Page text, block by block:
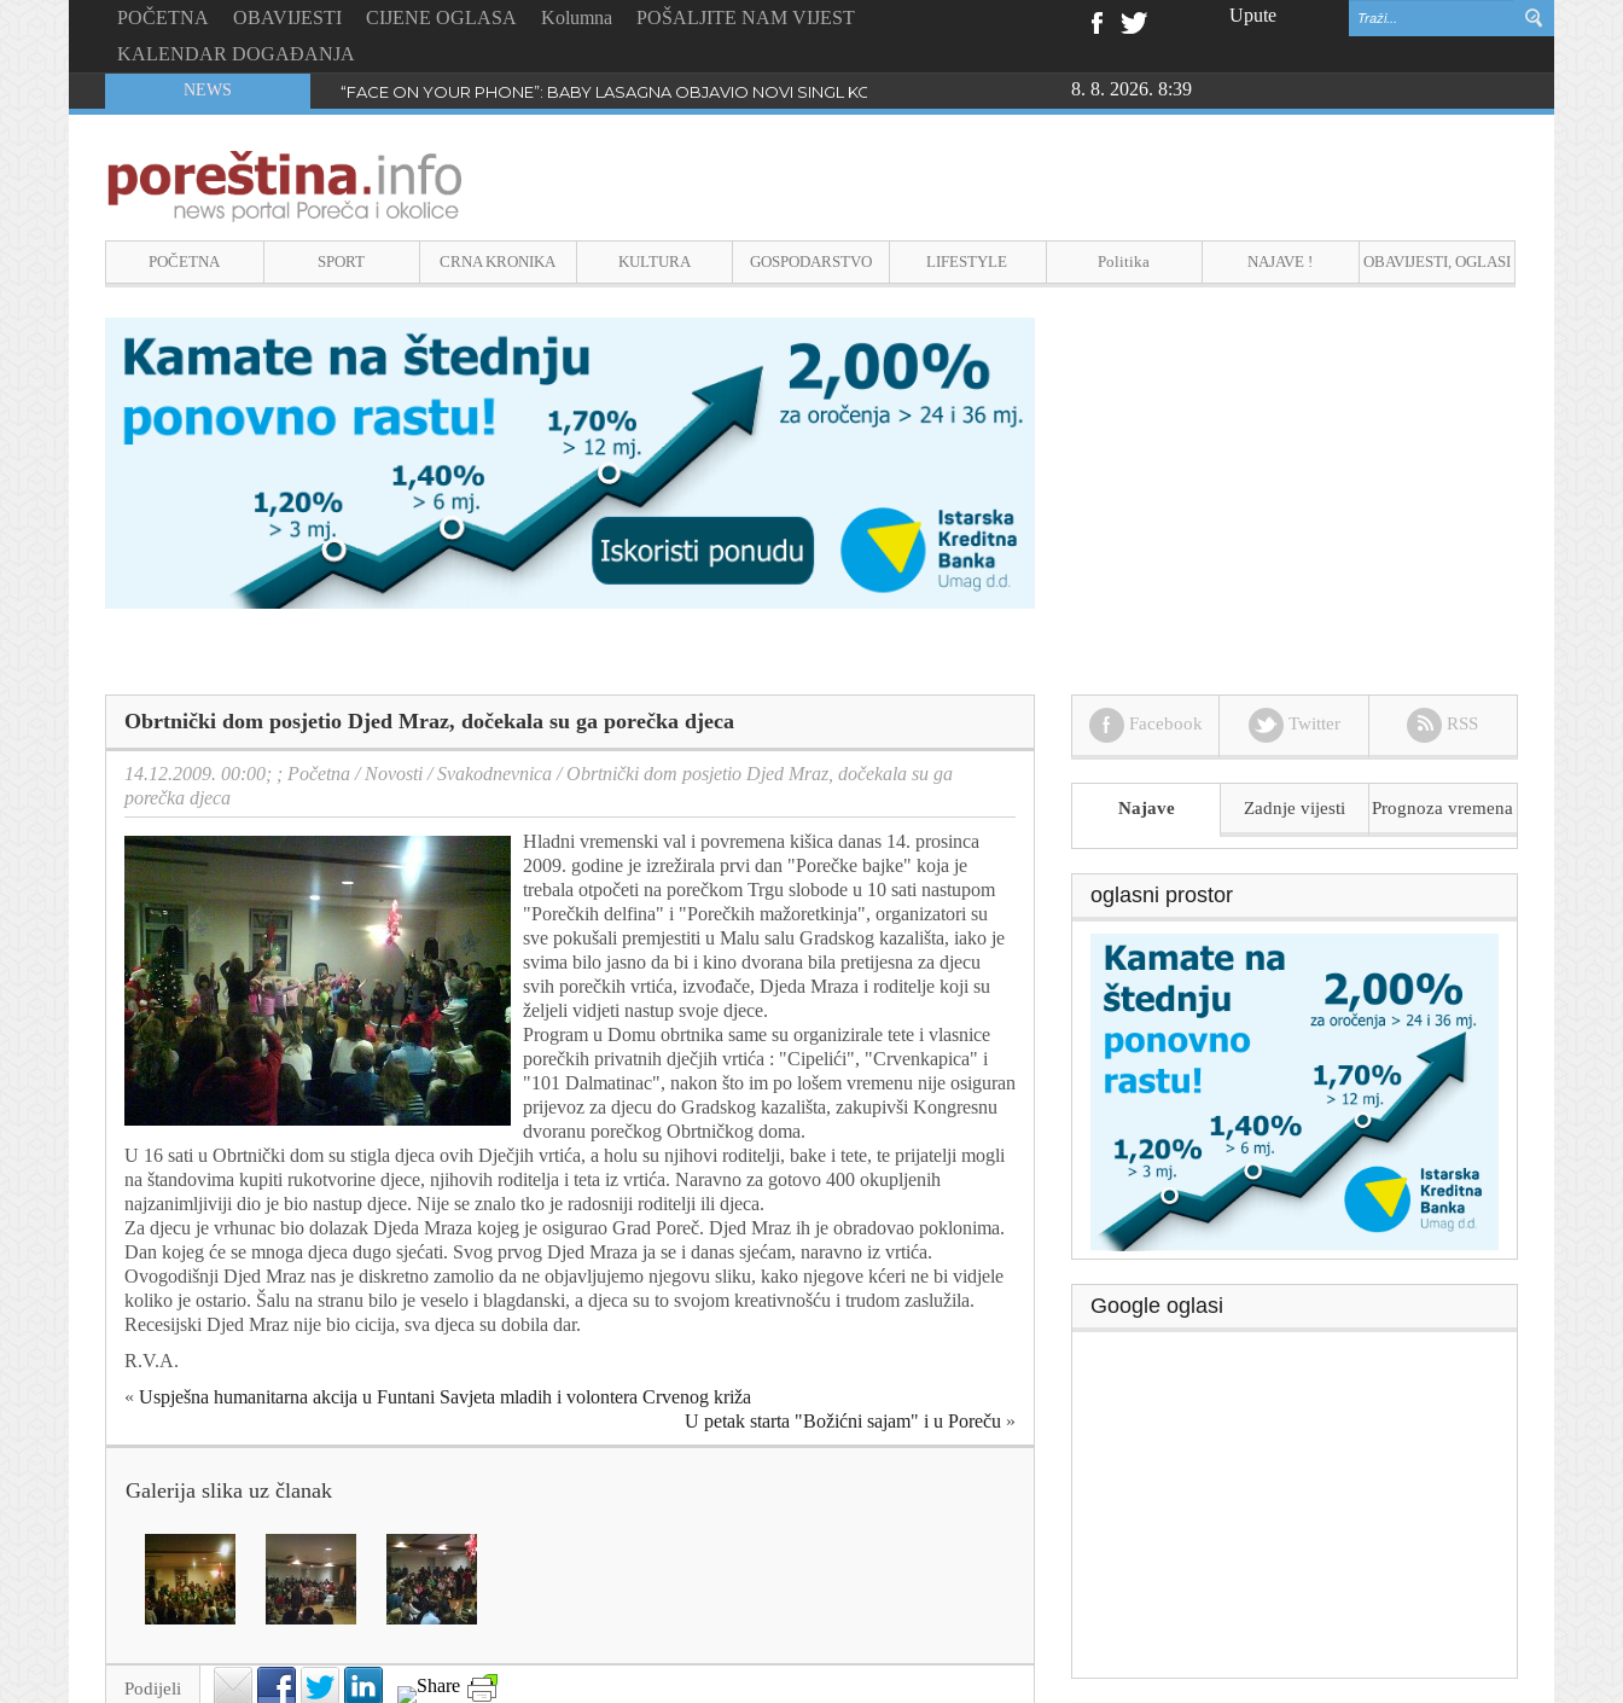
POČETNA OBAVIJESTI CIJENE OGLASA Kolumna
POŠALJITE NAM VIJEST
KALENDAR DOGAĐANJA
Upute
NEWS “FACE ON YOUR PHONE”: BABY LASAGNA OBJAVIO NOVI SINGL KOJI PROGOVARA O BULLYINGU8. 8. 2026. 8:39
POČETNA SPORT CRNA KRONIKA KULTURA GOSPODARSTVO LIFESTYLE Politika NAJAVE ! OBAVIJESTI, OGLASI
Obrtnički dom posjetio Djed Mraz, dočekala su ga porečka djeca
14.12.2009. 00:00; ; Početna /Novosti /Svakodnevnica /Obrtnički dom posjetio Djed Mraz, dočekala su ga
porečka djeca
Hladni vremenski val i povremena kišica danas 14. prosinca
2009. godine je izrežirala prvi dan "Porečke bajke" koja je
trebala otpočeti na porečkom Trgu slobode u 10 sati nastupom
"Porečkih delfina" i "Porečkih mažoretkinja", organizatori su
sve pokušali premjestiti u Malu salu Gradskog kazališta, iako je
svima bilo jasno da bi i kino dvorana bila pretijesna za djecu
svih porečkih vrtića, izvođače, Djeda Mraza i roditelje koji su
željeli vidjeti nastup svoje djece.
Program u Domu obrtnika same su organizirale tete i vlasnice
porečkih privatnih dječjih vrtića : "Cipelići", "Crvenkapica" i
"101 Dalmatinac", nakon što im po lošem vremenu nije osiguran
prijevoz za djecu do Gradskog kazališta, zakupivši Kongresnu
dvoranu porečkog Obrtničkog doma.
U 16 sati u Obrtnički dom su stigla djeca ovih Dječjih vrtića, a holu su njihovi roditelji, bake i tete, te prijatelji mogli
na štandovima kupiti rukotvorine djece, njihovih roditelja i teta iz vrtića. Naravno za gotovo 400 okupljenih
najzanimljiviji dio je bio nastup djece. Nije se znalo tko je radosniji roditelji ili djeca.
Za djecu je vrhunac bio dolazak Djeda Mraza kojeg je osigurao Grad Poreč. Djed Mraz ih je obradovao poklonima.
Dan kojeg će se mnoga djeca dugo sjećati. Svog prvog Djed Mraza ja se i danas sjećam, naravno iz vrtića.
Ovogodišnji Djed Mraz nas je diskretno zamolio da ne objavljujemo njegovu sliku, kako njegove kćeri ne bi vidjele
koliko je ostario. Šalu na stranu bilo je veselo i blagdanski, a djeca su to svojom kreativnošću i trudom zaslužila.
Recesijski Djed Mraz nije bio cicija, sva djeca su dobila dar.
R.V.A.
« Uspješna humanitarna akcija u Funtani Savjeta mladih i volontera Crvenog križa
U petak starta "Božićni sajam" i u Poreču »
Galerija slika uz članak
Podijeli
Facebook Twitter RSS
Najave Zadnje vijesti Prognoza vremena
oglasni prostor
Google oglasi